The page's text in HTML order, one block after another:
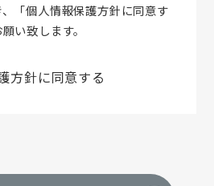
「個人情報保護方針に同意す
い致します。
方針に同意する